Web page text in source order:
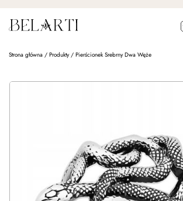
Strona główna / Produkty/ Pierścionek Srebrny Dwa Węże